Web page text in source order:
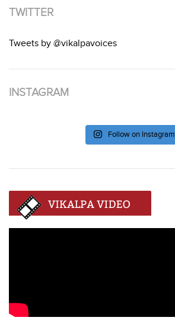
TWITTER
Tweets by @vikalpavoices
INSTAGRAM
Follow on Instagram